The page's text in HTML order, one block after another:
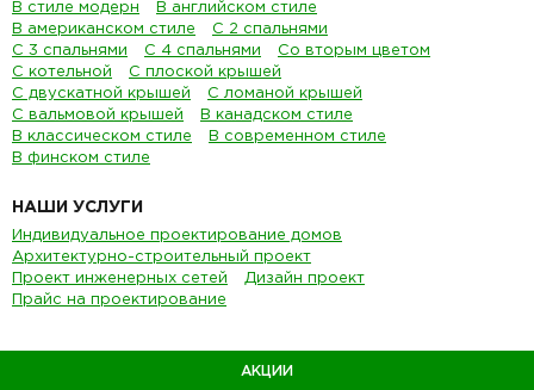
В стиле модерн
В английском стиле
В американском стиле
С 2 спальнями
С 3 спальнями
С 4 спальнями
Со вторым цветом
С котельной
С плоской крышей
С двускатной крышей
С ломаной крышей
С вальмовой крышей
В канадском стиле
В классическом стиле
В современном стиле
В финском стиле
НАШИ УСЛУГИ
Индивидуальное проектирование домов
Архитектурно-строительный проект
Проект инженерных сетей
Дизайн проект
Прайс на проектирование
АКЦИИ